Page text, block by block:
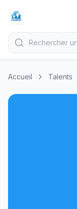
Accueil Talents